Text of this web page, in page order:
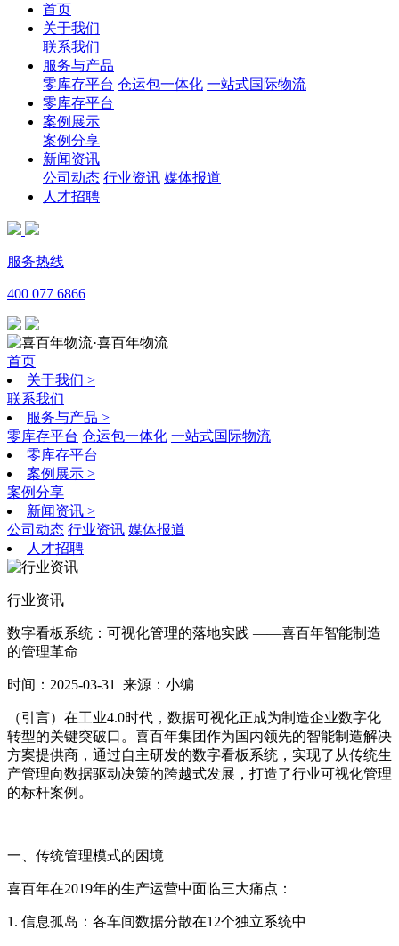
首页
关于我们
联系我们
服务与产品
零库存平台 仓运包一体化 一站式国际物流
零库存平台
案例展示
案例分享
新闻资讯
公司动态 行业资讯 媒体报道
人才招聘
服务热线
400 077 6866
·喜百年物流
首页
关于我们 >
联系我们
服务与产品 >
零库存平台 仓运包一体化 一站式国际物流
零库存平台
案例展示 >
案例分享
新闻资讯 >
公司动态 行业资讯 媒体报道
人才招聘
行业资讯
数字看板系统：可视化管理的落地实践 ——喜百年智能制造
的管理革命
时间：2025-03-31 来源：小编
（引言）在工业4.0时代，数据可视化正成为制造企业数字化
转型的关键突破口。喜百年集团作为国内领先的智能制造解决
方案提供商，通过自主研发的数字看板系统，实现了从传统生
产管理向数据驱动决策的跨越式发展，打造了行业可视化管理
的标杆案例。
一、传统管理模式的困境
喜百年在2019年的生产运营中面临三大痛点：
1. 信息孤岛：各车间数据分散在12个独立系统中